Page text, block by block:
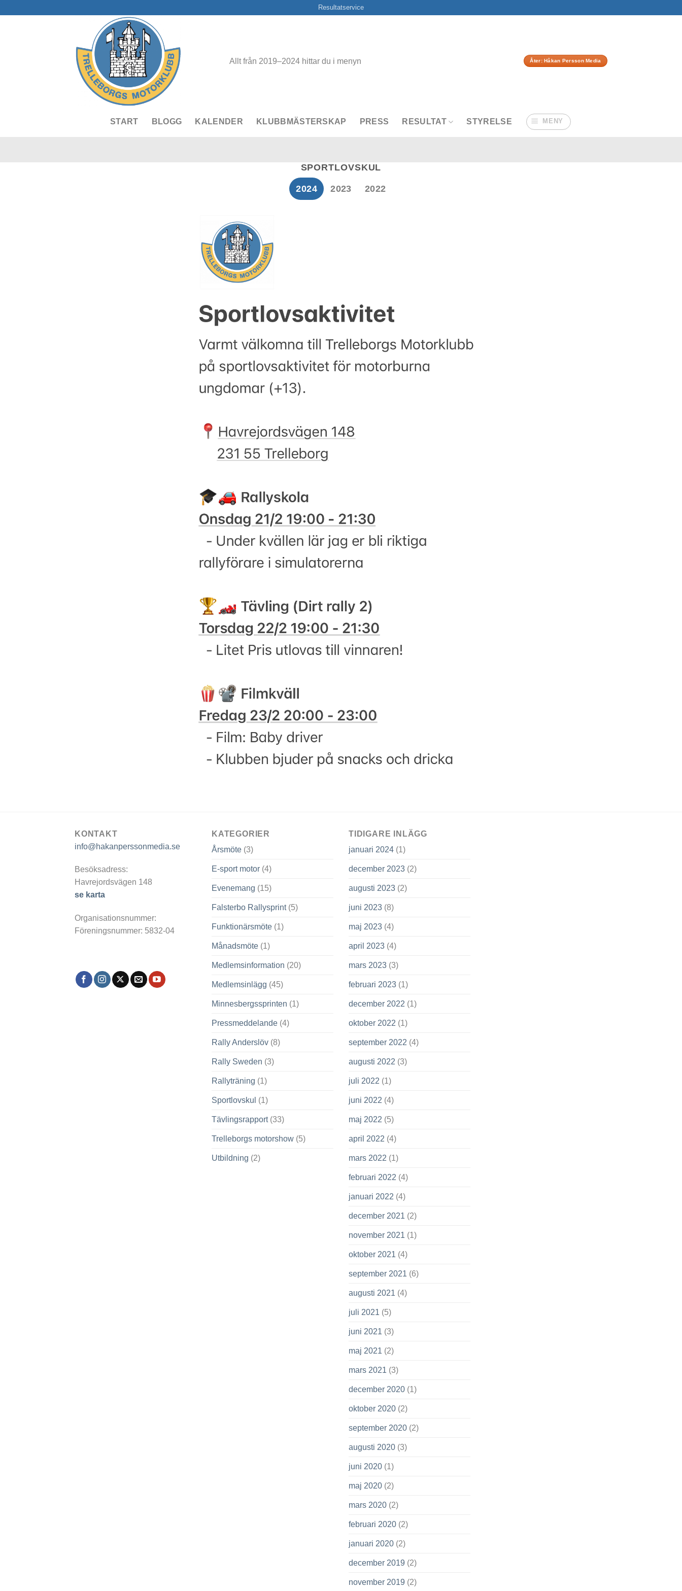
Resultatservice
Allt från 2019–2024 hittar du i menyn Åter: Håkan Persson Media
START BLOGG KALENDER KLUBBMÄSTERSKAP PRESS RESULTAT STYRELSE MENY
SPORTLOVSKUL
2024 2023 2022
KONTAKT
info@hakanperssonmedia.se
Besöksadress:
Havrejordsvägen 148
se karta
Organisationsnummer:
Föreningsnummer: 5832-04
KATEGORIER
Årsmöte (3)
E-sport motor (4)
Evenemang (15)
Falsterbo Rallysprint(5)
Funktionärsmöte (1)
Månadsmöte (1)
Medlemsinformation (20)
Medlemsinlägg (45)
Minnesbergssprinten (1)
Pressmeddelande (4)
Rally Anderslöv (8)
Rally Sweden (3)
Rallyträning (1)
Sportlovskul (1)
Tävlingsrapport(33)
Trelleborgs motorshow (5)
Utbildning (2)
TIDIGARE INLÄGG
januari 2024 (1)
december 2023 (2)
augusti 2023 (2)
juni 2023 (8)
maj 2023 (4)
april 2023 (4)
mars 2023 (3)
februari 2023 (1)
december 2022 (1)
oktober 2022 (1)
september 2022 (4)
augusti 2022 (3)
juli 2022 (1)
juni 2022 (4)
maj 2022 (5)
april 2022 (4)
mars 2022 (1)
februari 2022 (4)
januari 2022 (4)
december 2021 (2)
november 2021 (1)
oktober 2021 (4)
september 2021 (6)
augusti 2021 (4)
juli 2021 (5)
juni 2021 (3)
maj 2021 (2)
mars 2021 (3)
december 2020 (1)
oktober 2020 (2)
september 2020 (2)
augusti 2020 (3)
juni 2020 (1)
maj 2020 (2)
mars 2020 (2)
februari 2020 (2)
januari 2020 (2)
december 2019 (2)
november 2019 (2)